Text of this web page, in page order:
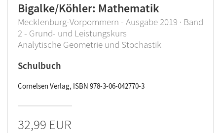
Bigalke/Köhler: Mathematik
Mecklenburg-Vorpommern - Ausgabe 2019 · Band
2 - Grund- und Leistungskurs
Analytische Geometrie und Stochastik
Schulbuch
Cornelsen Verlag, ISBN 978-3-06-042770-3
32,99 EUR